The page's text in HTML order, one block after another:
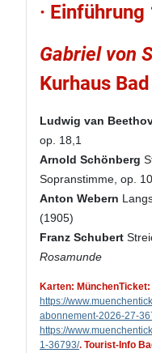
·
Gabriel von
Kurhaus
Ludwig van
op. 18,1
Arnold Schönberg
Sopranstimme, op.
Anton Webern
(1905)
Franz Schubert
Rosamunde
Karten: MünchenTicket:
https://
abonnement-2026-27-
https://
1-36793/. Tourist-Info